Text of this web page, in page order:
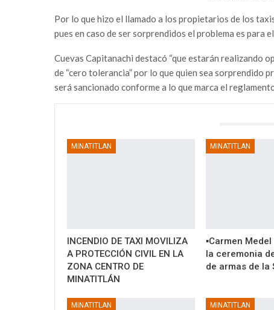
Por lo que hizo el llamado a los propietarios de los
pues en caso de ser sorprendidos el problema es para
Cuevas Capitanachi destacó “que estarán realizando
de “cero tolerancia” por lo que quien sea sorprendido
será sancionado conforme a lo que marca el
MINATITLAN
INCENDIO DE TAXI MOVILIZA
A PROTECCIÓN CIVIL EN LA
ZONA CENTRO DE
MINATITLÁN
MINATITLAN
▪️Carmen
la ceremonia
de armas de la
MINATITLAN MINATITLAN